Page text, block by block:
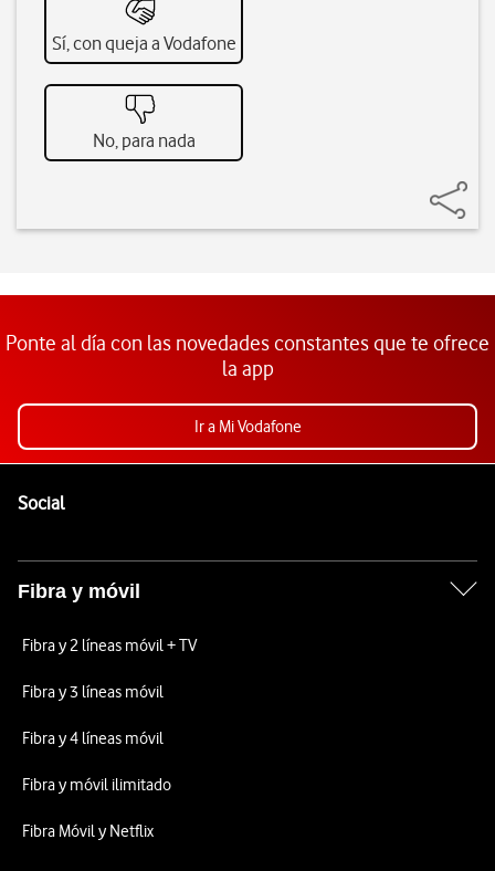
Sí, con queja a Vodafone
No, para nada
Ponte al día con las novedades constantes que te ofrece
la app
Ir a Mi Vodafone
SocialEnlaces a las redes sociales de Vodafone
Fibra y móvil
Fibra y 2 líneas móvil + TV
Fibra y 3 líneas móvil
Fibra y 4 líneas móvil
Fibra y móvil ilimitado
Fibra Móvil y Netflix